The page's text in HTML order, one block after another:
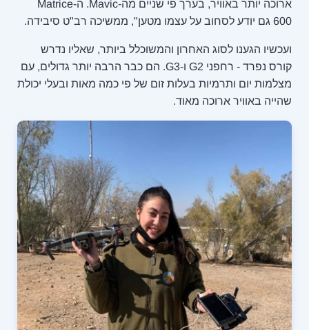
ארוכה יותר באוויר, בערך פי שניים מה-Mavic. ה-Matrice
600 גם יודע לסחוב על עצמו מטען", ממשיכה רב"ט סיבידה.
ועכשיו הגענו לסוג האחרון והמשוכלל ביותר, שאליו נדרש
קורס נפרד - רחפני G2 ו-G3. הם כבר הרבה יותר גדולים, עם
מצלמות יום ותרמיות בעלות זום של פי כמה מאות ובעלי יכולת
שהייה באוויר ארוכה מאוד.